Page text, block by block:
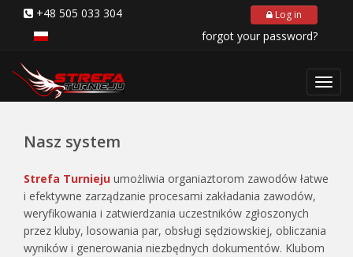
+48 505 033 304 Log in
forgot your password?
Nasz system
Strefa Turnieju umożliwia organiaztorom zawodów łatwe
i efektywne zarządzanie procesami zakładania zawodów,
weryfikowania i zatwierdzania uczestników zgłoszonych
przez kluby, losowania par, obsługi sędziowskiej, obliczania
wyników i generowania niezbędnych dokumentów. Klubom